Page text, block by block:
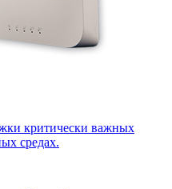
критически важных
средах.